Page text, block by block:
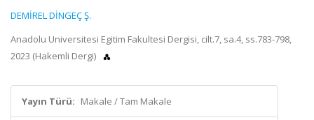
DEMİREL DİNGEÇ Ş.
Anadolu Universitesi Egitim Fakultesi Dergisi, cilt.7, sa.4, ss.783-798,
2023 (Hakemli Dergi)
Yayın Türü: Makale / Tam Makale